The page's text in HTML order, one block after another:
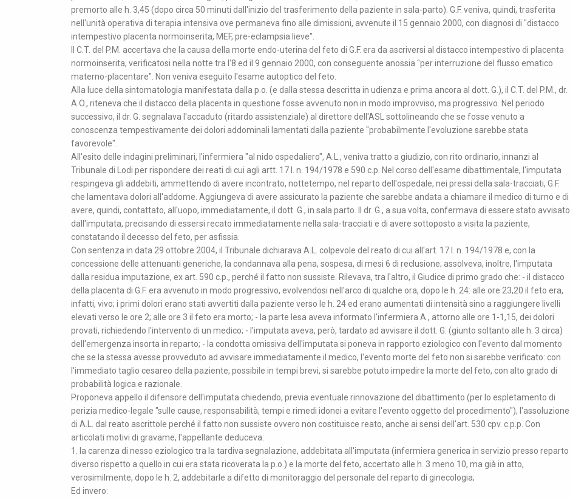
premorto alle h. 3,45 (dopo circa 50 minuti dall'inizio del trasferimento della paziente in sala-parto). G.F. veniva, quindi, trasferita
nell'unità operativa di terapia intensiva ove permaneva fino alle dimissioni, avvenute il 15 gennaio 2000, con diagnosi di "distacco
intempestivo placenta normoinserita, MEF, pre-eclampsia lieve".
Il C.T. del P.M. accertava che la causa della morte endo-uterina del feto di G.F. era da ascriversi al distacco intempestivo di placenta
normoinserita, verificatosi nella notte tra l'8 ed il 9 gennaio 2000, con conseguente anossia "per interruzione del flusso ematico
materno-placentare". Non veniva eseguito l'esame autoptico del feto.
Alla luce della sintomatologia manifestata dalla p.o. (e dalla stessa descritta in udienza e prima ancora al dott. G.), il C.T. del P.M., dr.
A.O., riteneva che il distacco della placenta in questione fosse avvenuto non in modo improvviso, ma progressivo. Nel periodo
successivo, il dr. G. segnalava l'accaduto (ritardo assistenziale) al direttore dell'ASL sottolineando che se fosse venuto a
conoscenza tempestivamente dei dolori addominali lamentati dalla paziente "probabilmente l'evoluzione sarebbe stata
favorevole".
All'esito delle indagini preliminari, l'infermiera "al nido ospedaliero", A.L., veniva tratto a giudizio, con rito ordinario, innanzi al
Tribunale di Lodi per rispondere dei reati di cui agli artt. 17 l. n. 194/1978 e 590 c.p. Nel corso dell'esame dibattimentale, l'imputata
respingeva gli addebiti, ammettendo di avere incontrato, nottetempo, nel reparto dell'ospedale, nei pressi della sala-tracciati, G.F.
che lamentava dolori all'addome. Aggiungeva di avere assicurato la paziente che sarebbe andata a chiamare il medico di turno e di
avere, quindi, contattato, all'uopo, immediatamente, il dott. G., in sala parto. Il dr. G., a sua volta, confermava di essere stato avvisato
dall'imputata, precisando di essersi recato immediatamente nella sala-tracciati e di avere sottoposto a visita la paziente,
constatando il decesso del feto, per asfissia.
Con sentenza in data 29 ottobre 2004, il Tribunale dichiarava A.L. colpevole del reato di cui all'art. 17 l. n. 194/1978 e, con la
concessione delle attenuanti generiche, la condannava alla pena, sospesa, di mesi 6 di reclusione; assolveva, inoltre, l'imputata
dalla residua imputazione, ex art. 590 c.p., perché il fatto non sussiste. Rilevava, tra l'altro, il Giudice di primo grado che: - il distacco
della placenta di G.F. era avvenuto in modo progressivo, evolvendosi nell'arco di qualche ora, dopo le h. 24: alle ore 23,20 il feto era,
infatti, vivo; i primi dolori erano stati avvertiti dalla paziente verso le h. 24 ed erano aumentati di intensità sino a raggiungere livelli
elevati verso le ore 2; alle ore 3 il feto era morto; - la parte lesa aveva informato l'infermiera A., attorno alle ore 1-1,15, dei dolori
provati, richiedendo l'intervento di un medico; - l'imputata aveva, però, tardato ad avvisare il dott. G. (giunto soltanto alle h. 3 circa)
dell'emergenza insorta in reparto; - la condotta omissiva dell'imputata si poneva in rapporto eziologico con l'evento dal momento
che se la stessa avesse provveduto ad avvisare immediatamente il medico, l'evento morte del feto non si sarebbe verificato: con
l'immediato taglio cesareo della paziente, possibile in tempi brevi, si sarebbe potuto impedire la morte del feto, con alto grado di
probabilità logica e razionale.
Proponeva appello il difensore dell'imputata chiedendo, previa eventuale rinnovazione del dibattimento (per lo espletamento di
perizia medico-legale "sulle cause, responsabilità, tempi e rimedi idonei a evitare l'evento oggetto del procedimento"), l'assoluzione
di A.L. dal reato ascrittole perché il fatto non sussiste ovvero non costituisce reato, anche ai sensi dell'art. 530 cpv. c.p.p. Con
articolati motivi di gravame, l'appellante deduceva:
1. la carenza di nesso eziologico tra la tardiva segnalazione, addebitata all'imputata (infermiera generica in servizio presso reparto
diverso rispetto a quello in cui era stata ricoverata la p.o.) e la morte del feto, accertato alle h. 3 meno 10, ma già in atto,
verosimilmente, dopo le h. 2, addebitarle a difetto di monitoraggio del personale del reparto di ginecologia;
Ed invero: